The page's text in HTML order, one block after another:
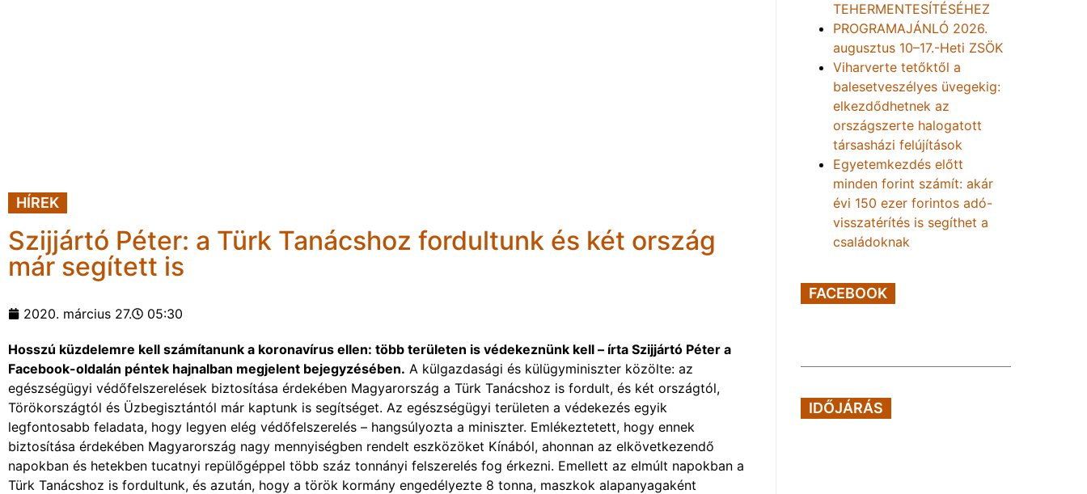
HÍREK
Szijjártó Péter: a Türk Tanácshoz fordultunk és két ország
már segített is
2020. március 27. 05:30
Hosszú küzdelemre kell számítanunk a koronavírus ellen: több területen is védekeznünk kell – írta Szijjártó Péter a
Facebook-oldalán péntek hajnalban megjelent bejegyzésében. A külgazdasági és külügyminiszter közölte: az
egészségügyi védőfelszerelések biztosítása érdekében Magyarország a Türk Tanácshoz is fordult, és két országtól,
Törökországtól és Üzbegisztántól már kaptunk is segítséget. Az egészségügyi területen a védekezés egyik
legfontosabb feladata, hogy legyen elég védőfelszerelés – hangsúlyozta a miniszter. Emlékeztetett, hogy ennek
biztosítása érdekében Magyarország nagy mennyiségben rendelt eszközöket Kínából, ahonnan az elkövetkezendő
napokban és hetekben tucatnyi repülőgéppel több száz tonnányi felszerelés fog érkezni. Emellett az elmúlt napokban a
Türk Tanácshoz is fordultunk, és azután, hogy a török kormány engedélyezte 8 tonna, maszkok alapanyagaként
TEHERMENTESÍTÉSÉHEZ
PROGRAMAJÁNLÓ 2026.
augusztus 10–17.-Heti ZSÖK
Viharverte tetőktől a
balesetveszélyes üvegekig:
elkezdődhetnek az
országszerte halogatott
társasházi felújítások
Egyetemkezdés előtt
minden forint számít: akár
évi 150 ezer forintos adó-
visszatérítés is segíthet a
családoknak
FACEBOOK
IDŐJÁRÁS